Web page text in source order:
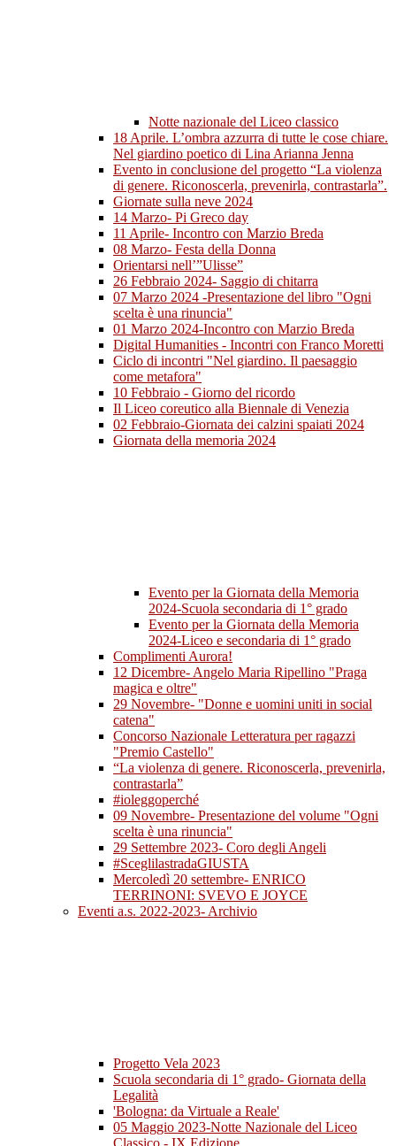
Notte nazionale del Liceo classico
18 Aprile. L’ombra azzurra di tutte le cose chiare.
Nel giardino poetico di Lina Arianna Jenna
Evento in conclusione del progetto “La violenza
di genere. Riconoscerla, prevenirla, contrastarla”.
Giornate sulla neve 2024
14 Marzo- Pi Greco day
11 Aprile- Incontro con Marzio Breda
08 Marzo- Festa della Donna
Orientarsi nell’”Ulisse”
26 Febbraio 2024- Saggio di chitarra
07 Marzo 2024 -Presentazione del libro "Ogni
scelta è una rinuncia"
01 Marzo 2024-Incontro con Marzio Breda
Digital Humanities - Incontri con Franco Moretti
Ciclo di incontri "Nel giardino. Il paesaggio
come metafora"
10 Febbraio - Giorno del ricordo
Il Liceo coreutico alla Biennale di Venezia
02 Febbraio-Giornata dei calzini spaiati 2024
Giornata della memoria 2024
Evento per la Giornata della Memoria
2024-Scuola secondaria di 1° grado
Evento per la Giornata della Memoria
2024-Liceo e secondaria di 1° grado
Complimenti Aurora!
12 Dicembre- Angelo Maria Ripellino "Praga
magica e oltre"
29 Novembre- "Donne e uomini uniti in social
catena"
Concorso Nazionale Letteratura per ragazzi
"Premio Castello"
“La violenza di genere. Riconoscerla, prevenirla,
contrastarla”
#ioleggoperché
09 Novembre- Presentazione del volume "Ogni
scelta è una rinuncia"
29 Settembre 2023- Coro degli Angeli
#SceglilastradaGIUSTA
Mercoledì 20 settembre- ENRICO
TERRINONI: SVEVO E JOYCE
Eventi a.s. 2022-2023- Archivio
Progetto Vela 2023
Scuola secondaria di 1° grado- Giornata della
Legalità
'Bologna: da Virtuale a Reale'
05 Maggio 2023-Notte Nazionale del Liceo